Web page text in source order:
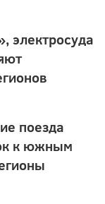
электросуда
поезда
к южным